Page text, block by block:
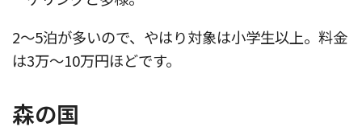
2〜5泊が多いので、やはり対象は小学生以上。料金
は3万〜10万円ほどです。
森の国